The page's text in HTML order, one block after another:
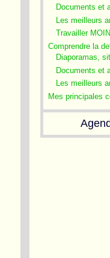
Documents et
Les meilleurs
Travailler
Comprendre la
Diaporamas,
Documents et
Les meilleurs
Mes principales